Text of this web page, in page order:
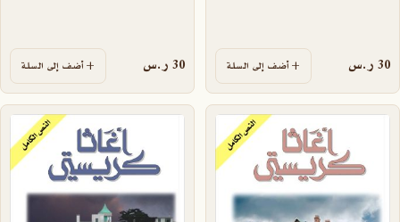
30 ر.س أضف إلى السلة 30 ر.س أضف إلى السلة